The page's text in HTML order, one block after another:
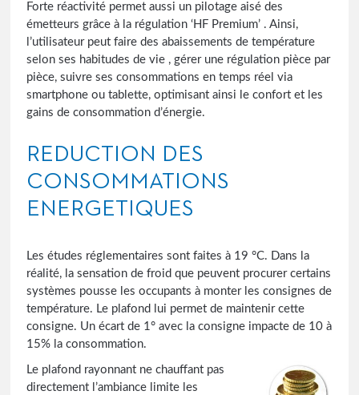
Forte réactivité permet aussi un pilotage aisé des
émetteurs grâce à la régulation ‘HF Premium’ . Ainsi,
l’utilisateur peut faire des abaissements de température
selon ses habitudes de vie , gérer une régulation pièce par
pièce, suivre ses consommations en temps réel via
smartphone ou tablette, optimisant ainsi le confort et les
gains de consommation d’énergie.
REDUCTION DES
CONSOMMATIONS
ENERGETIQUES
Les études réglementaires sont faites à 19 °C. Dans la
réalité, la sensation de froid que peuvent procurer certains
systèmes pousse les occupants à monter les consignes de
température. Le plafond lui permet de maintenir cette
consigne. Un écart de 1° avec la consigne impacte de 10 à
15% la consommation.
Le plafond rayonnant ne chauffant pas
directement l’ambiance limite les